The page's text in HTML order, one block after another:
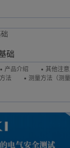
础
• 产品介绍
• 其他注
法
• 测量方法（测量